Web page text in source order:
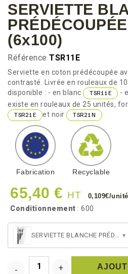
SERVIETTE
(6x100)
Référence TSR11E
Serviette en coton prédécoupée
contrasté. Livrée en rouleaux de
disponible : - en blanc
TSR11E -
existe en rouleaux de 25 unités,
TSR21E et noir TSR21N
Fabrication Recyclable
65,40 € HT 0,109€/unité
Conditionnement : 600
▾